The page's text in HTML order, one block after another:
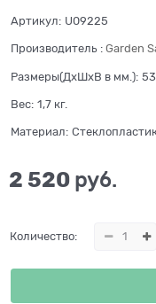
Артикул: U09225
Производитель : Garden
Размеры(ДхШхВ в мм.):
Вес: 1,7 кг.
Материал:
2 520 руб.
Количество: